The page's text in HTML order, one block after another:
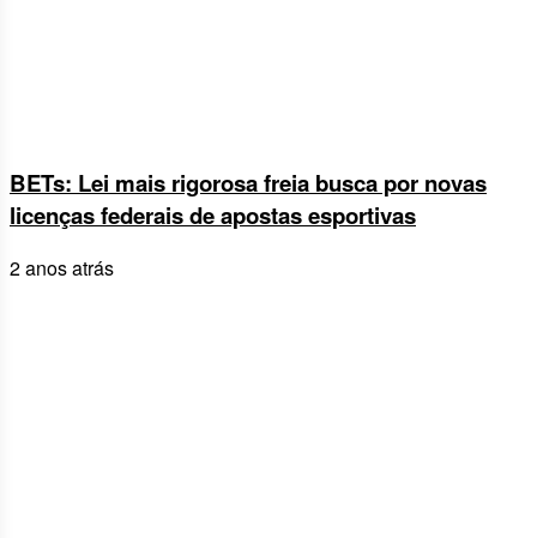
BETs: Lei mais rigorosa freia busca por novas
licenças federais de apostas esportivas
2 anos atrás